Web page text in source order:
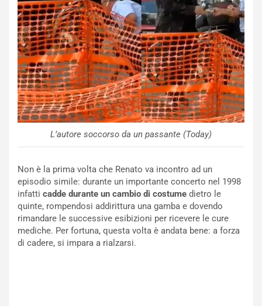
L’autore soccorso da un passante (Today)
Non è la prima volta che Renato va incontro ad un
episodio simile: durante un importante concerto nel 1998
infatti cadde durante un cambio di costume dietro le
quinte, rompendosi addirittura una gamba e dovendo
rimandare le successive esibizioni per ricevere le cure
mediche. Per fortuna, questa volta è andata bene: a forza
di cadere, si impara a rialzarsi.
u
n
g
o
m
a
C
o
m
o
d
a
u
n
S
G
P
d
e
B
a
h
a
a
F
A
S
m